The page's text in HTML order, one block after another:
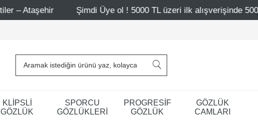
Şimdi Üye ol ! 5000 TL üzeri ilk alışverişinde 500 TL indirim
KLİPSLİ
GÖZLÜK
SPORCU
GÖZLÜKLERİ
PROGRESİF
GÖZLÜK
GÖZLÜK
CAMLARI